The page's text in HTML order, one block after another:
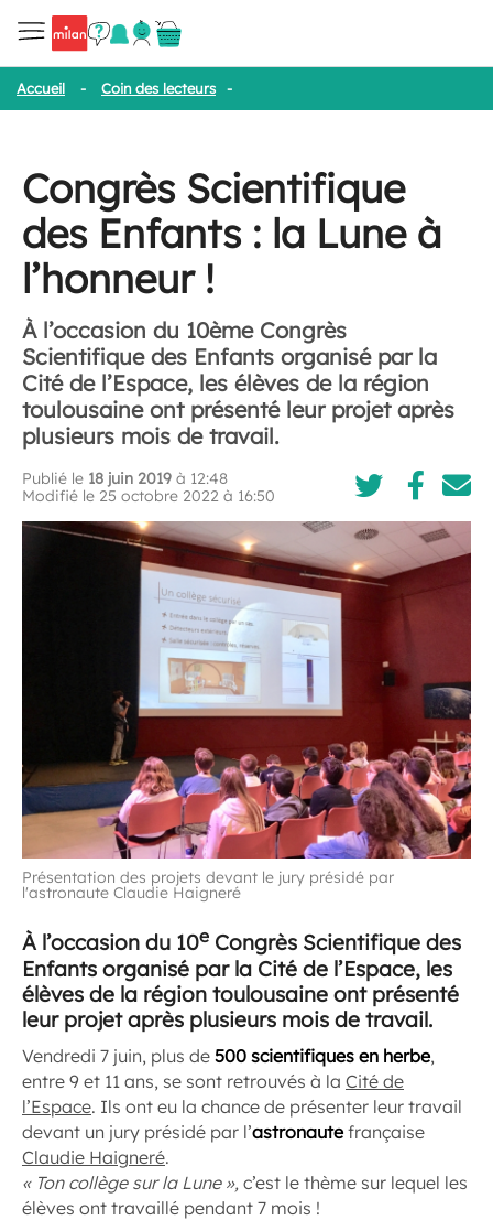
Accueil - Coin des lecteurs -
Congrès Scientifique
des Enfants : la Lune à
l’honneur !
À l’occasion du 10ème Congrès
Scientifique des Enfants organisé par la
Cité de l’Espace, les élèves de la région
toulousaine ont présenté leur projet après
plusieurs mois de travail.
Publié le 18 juin 2019 à 12:48
Modifié le 25 octobre 2022 à 16:50
Présentation des projets devant le jury présidé par
l'astronaute Claudie Haigneré
À l’occasion du 10e Congrès Scientifique des
Enfants organisé par la Cité de l’Espace, les
élèves de la région toulousaine ont présenté
leur projet après plusieurs mois de travail.
Vendredi 7 juin, plus de 500 scientifiques en herbe,
entre 9 et 11 ans, se sont retrouvés à la Cité de
l’Espace. Ils ont eu la chance de présenter leur travail
devant un jury présidé par l’astronautefrançaise
Claudie Haigneré.
« Ton collège sur la Lune », c’est le thème sur lequel les
élèves ont travaillé pendant 7 mois !